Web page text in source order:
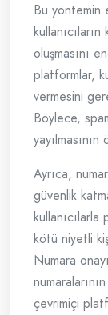
Bu yöntemin
oluşmasını
platformlar,
vermesini
Böylece,
Ayrıca,
güvenlik
kötü niyetli
Numara
çevrimiçi